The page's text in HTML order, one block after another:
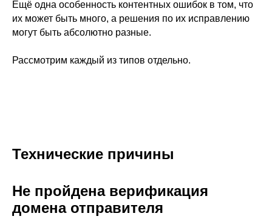
Ещё одна особенность контентных ошибок в том, что
их может быть много, а решения по их исправлению
могут быть абсолютно разные.
Рассмотрим каждый из типов отдельно.
Технические причины
Не пройдена верификация
домена отправителя